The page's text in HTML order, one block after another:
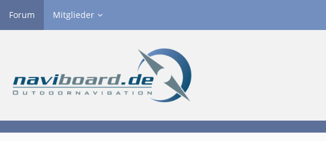
Forum Mitglieder